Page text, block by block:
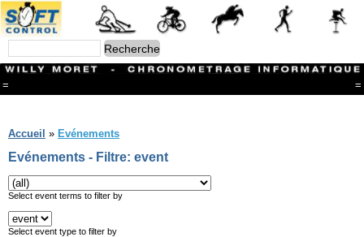
= =
Branches
CONTACT
Ski ALPIN
Triathlon
Ski Nordique
Courses à pieds
Accueil » Evénements
Evénements - Filtre: event
Select event terms to filter by
Select event type to filter by